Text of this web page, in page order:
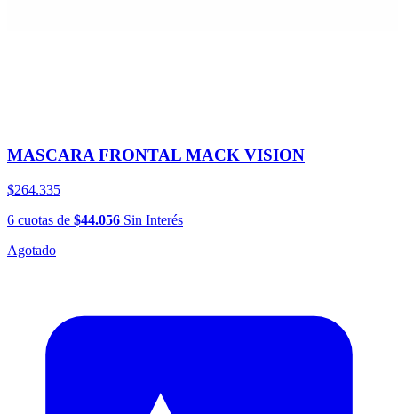
MASCARA FRONTAL MACK VISION
$264.335
6 cuotas de $44.056 Sin Interés
Agotado